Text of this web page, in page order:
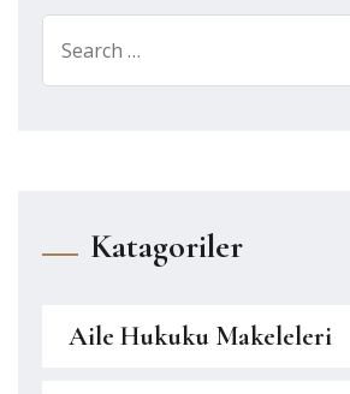
for:
Katagoriler
Aile Hukuku Makeleleri